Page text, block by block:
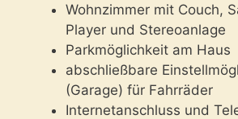
Wohnzimmer mit Couch,
Player und Stereoanlage
Parkmöglichkeit am Haus
abschließbare
(Garage) für Fahrräder
Internetanschluss und